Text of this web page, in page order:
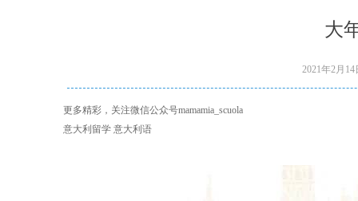
大
2021年2月14
更多精彩，关注微信公众号mamamia_scuola
意大利留学 意大利语